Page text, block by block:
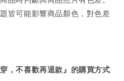
皆可能影響商品顏色，對色差
，不喜歡再退款』的購買方式